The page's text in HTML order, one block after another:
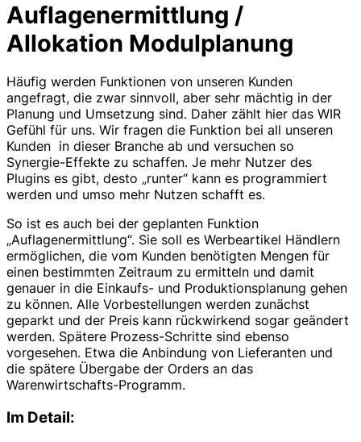
Auflagenermittlung /
Allokation Modulplanung
Häufig werden Funktionen von unseren Kunden
angefragt, die zwar sinnvoll, aber sehr mächtig in der
Planung und Umsetzung sind. Daher zählt hier das WIR
Gefühl für uns. Wir fragen die Funktion bei all unseren
Kunden in dieser Branche ab und versuchen so
Synergie-Effekte zu schaffen. Je mehr Nutzer des
Plugins es gibt, desto „runter“ kann es programmiert
werden und umso mehr Nutzen schafft es.
So ist es auch bei der geplanten Funktion
„Auflagenermittlung“. Sie soll es Werbeartikel Händlern
ermöglichen, die vom Kunden benötigten Mengen für
einen bestimmten Zeitraum zu ermitteln und damit
genauer in die Einkaufs- und Produktionsplanung gehen
zu können. Alle Vorbestellungen werden zunächst
geparkt und der Preis kann rückwirkend sogar geändert
werden. Spätere Prozess-Schritte sind ebenso
vorgesehen. Etwa die Anbindung von Lieferanten und
die spätere Übergabe der Orders an das
Warenwirtschafts-Programm.
Im Detail: